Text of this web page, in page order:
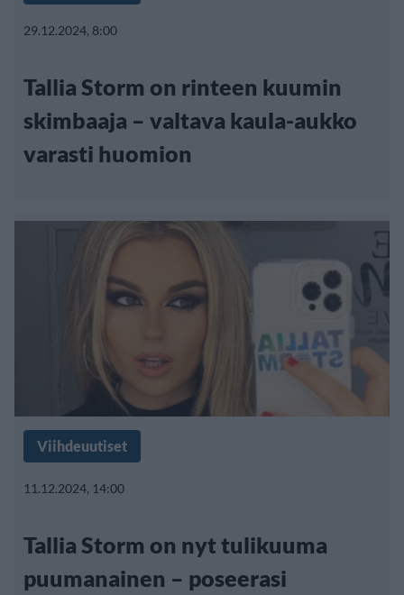
29.12.2024, 8:00
Tallia Storm on rinteen kuumin
skimbaaja – valtava kaula-aukko
varasti huomion
Viihdeuutiset
11.12.2024, 14:00
Tallia Storm on nyt tulikuuma
puumanainen – poseerasi